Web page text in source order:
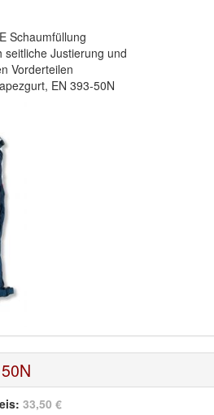
Schaumfüllung
seitliche Justierung und
Vorderteilen
EN 393-50N
33,50 €